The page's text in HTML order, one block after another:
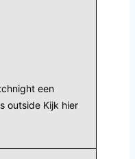
een
outside Kijk hier